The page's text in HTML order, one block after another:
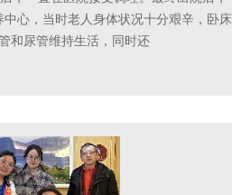
心，当时老人身体状况十分艰辛，卧床
和尿管维持生活，同时还